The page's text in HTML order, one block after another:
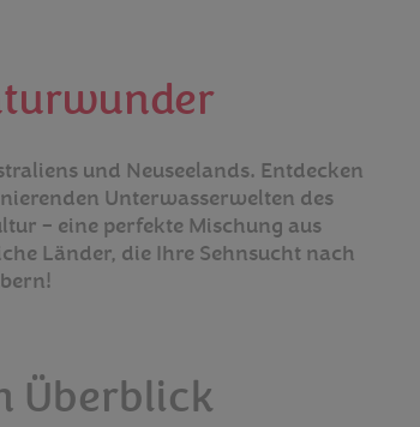
und Neuseelands. Entdecken
Unterwasserwelten des
– eine perfekte Mischung aus
Länder, die Ihre Sehnsucht nach
Überblick